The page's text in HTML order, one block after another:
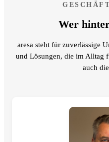
Wer
aresa steht für zuverlässige
und Lösungen, die im Alltag
auch